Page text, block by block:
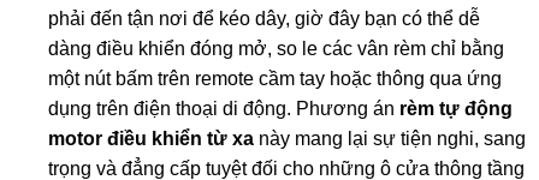
phải đến tận nơi để kéo dây, giờ đây bạn có thể dễ
dàng điều khiển đóng mở, so le các vân rèm chỉ bằng
một nút bấm trên remote cầm tay hoặc thông qua ứng
dụng trên điện thoại di động. Phương án rèm tự động
motor điều khiển từ xa này mang lại sự tiện nghi, sang
trọng và đẳng cấp tuyệt đối cho những ô cửa thông tầng